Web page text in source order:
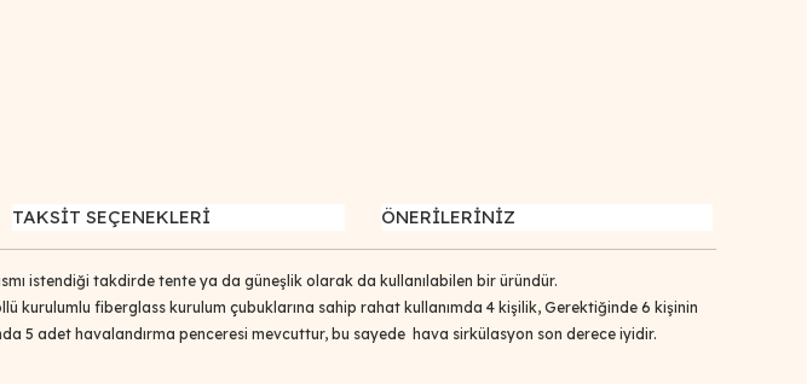
TAKSİT SEÇENEKLERİ ÖNERİLERİNİZ
istendiği takdirde tente ya da güneşlik olarak da kullanılabilen bir üründür.
kurulumlu fiberglass kurulum çubuklarına sahip rahat kullanımda 4 kişilik, Gerektiğinde 6 kişinin
5 adet havalandırma penceresi mevcuttur, bu sayede hava sirkülasyon son derece iyidir.